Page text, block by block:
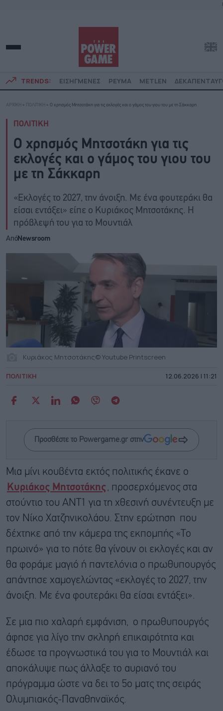
TRENDS: ΕΙΣΗΓΜΕΝΕΣ ΡΕΥΜΑ METLEN
ΑΡΧΙΚΗ » ΠΟΛΙΤΙΚΗ » O χρησμός Μητσοτάκη για τις εκλογές και ο γάμος του γιου του με τη Σάκκαρη
ΠΟΛΙΤΙΚΗ
O χρησμός Μητσοτάκη για τις
εκλογές και ο γάμος του γιου του
με τη Σάκκαρη
«Εκλογές το 2027, την άνοιξη. Με ένα φουτεράκι θα
είσαι εντάξει» είπε ο Kυριάκος Μητσοτάκης. Η
πρόβλεψή του για το Μουντιάλ
ΑπόNewsroom
Κυριάκος Μητσοτάκης© Youtube Printscreen
ΠΟΛΙΤΙΚΗ 12.06.2026 | 11:21
Προσθέστε το Powergame.gr στην
Μια μίνι κουβέντα εκτός πολιτικής έκανε ο
Κυριάκος Μητσοτάκης, προσερχόμενος στα
στούντιο του ΑΝΤ1 για τη χθεσινή συνέντευξη με
τον Νίκο Χατζηνικολάου. Στην ερώτηση που
δέχτηκε από την κάμερα της εκπομπής «Το
πρωινό» για το πότε θα γίνουν οι εκλογές και αν
θα φοράμε μαγιό ή παντελόνια ο πρωθυπουργός
απάντησε χαμογελώντας «εκλογές το 2027, την
άνοιξη. Με ένα φουτεράκι θα είσαι εντάξει».
Σε μια πιο χαλαρή εμφάνιση, ο πρωθυπουργός
άφησε για λίγο την σκληρή επικαιρότητα και
έδωσε τα προγνωστικά του για το Μουντιάλ και
αποκάλυψε πως άλλαξε το αυριανό του
πρόγραμμα ώστε να δει το 5ο ματς της σειράς
Ολυμπιακός-Παναθηναϊκός.